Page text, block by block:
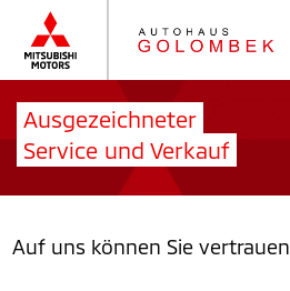
Ausgezeichneter
Service und Verkauf
Auf uns können Sie vertrauen